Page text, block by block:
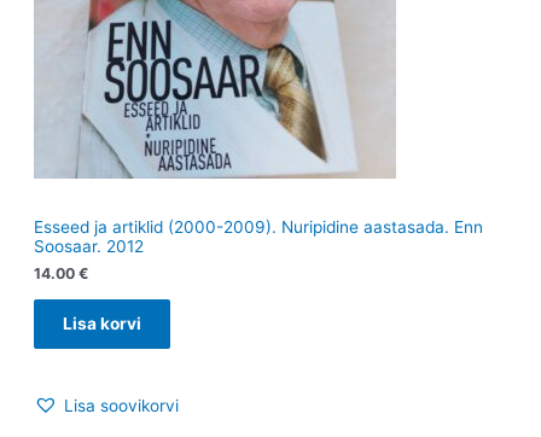
Esseed ja artiklid (2000-2009). Nuripidine aastasada. Enn
Soosaar. 2012
14.00 €
Lisa korvi
Lisa soovikorvi